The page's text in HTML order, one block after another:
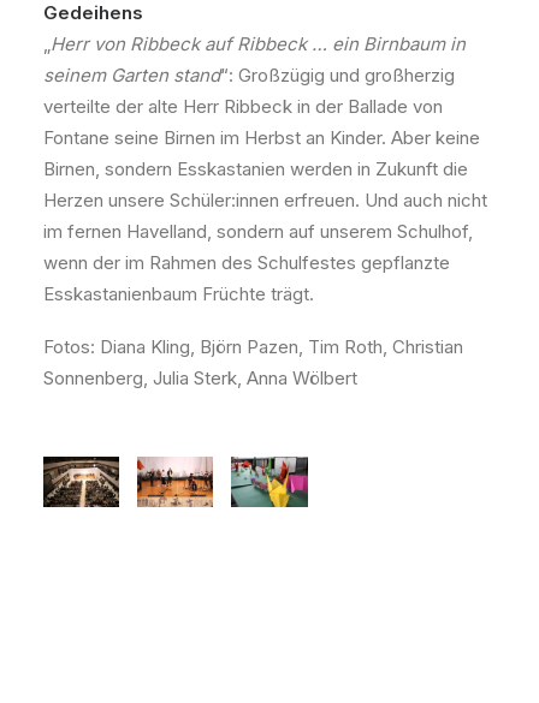
Gedeihens
„Herr von Ribbeck auf Ribbeck … ein Birnbaum in
seinem Garten stand“: Großzügig und großherzig
verteilte der alte Herr Ribbeck in der Ballade von
Fontane seine Birnen im Herbst an Kinder. Aber keine
Birnen, sondern Esskastanien werden in Zukunft die
Herzen unsere Schüler:innen erfreuen. Und auch nicht
im fernen Havelland, sondern auf unserem Schulhof,
wenn der im Rahmen des Schulfestes gepflanzte
Esskastanienbaum Früchte trägt.
Fotos: Diana Kling, Björn Pazen, Tim Roth, Christian
Sonnenberg, Julia Sterk, Anna Wölbert